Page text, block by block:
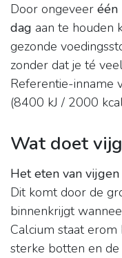
Door ongeveer één
dag aan te houden
gezonde
zonder dat je té
Referentie-inname
(8400 kJ / 2000
Wat doet
Het eten van
Dit komt door de
binnenkrijgt
Calcium staat
sterke botten en